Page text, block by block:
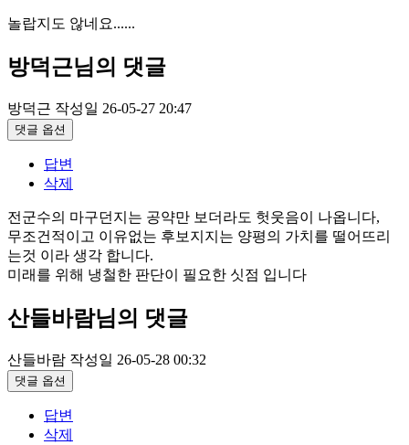
놀랍지도 않네요......
방덕근님의 댓글
방덕근 작성일 26-05-27 20:47
댓글 옵션
답변
삭제
전군수의 마구던지는 공약만 보더라도 헛웃음이 나옵니다,
무조건적이고 이유없는 후보지지는 양평의 가치를 떨어뜨리
는것 이라 생각 합니다.
미래를 위해 냉철한 판단이 필요한 싯점 입니다
산들바람님의 댓글
산들바람 작성일 26-05-28 00:32
댓글 옵션
답변
삭제